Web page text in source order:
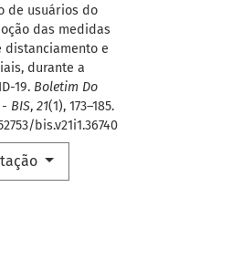
de usuários do
das medidas
distanciamento e
durante a
19. Boletim Do
BIS, 21(1), 173–185.
bis.v21i1.36740